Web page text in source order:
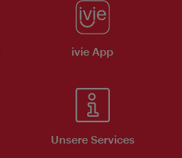
ivie App
Unsere Services